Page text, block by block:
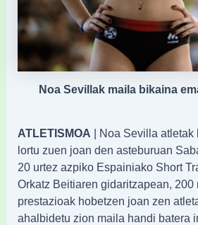
Noa Sevillak maila bikaina
ATLETISMOA | Noa Sevilla atletak
lortu zuen joan den asteburuan
20 urtez azpiko Espainiako Short
Orkatz Beitiaren gidaritzapean, 200
prestazioak hobetzen joan zen
ahalbidetu zion maila handi batera